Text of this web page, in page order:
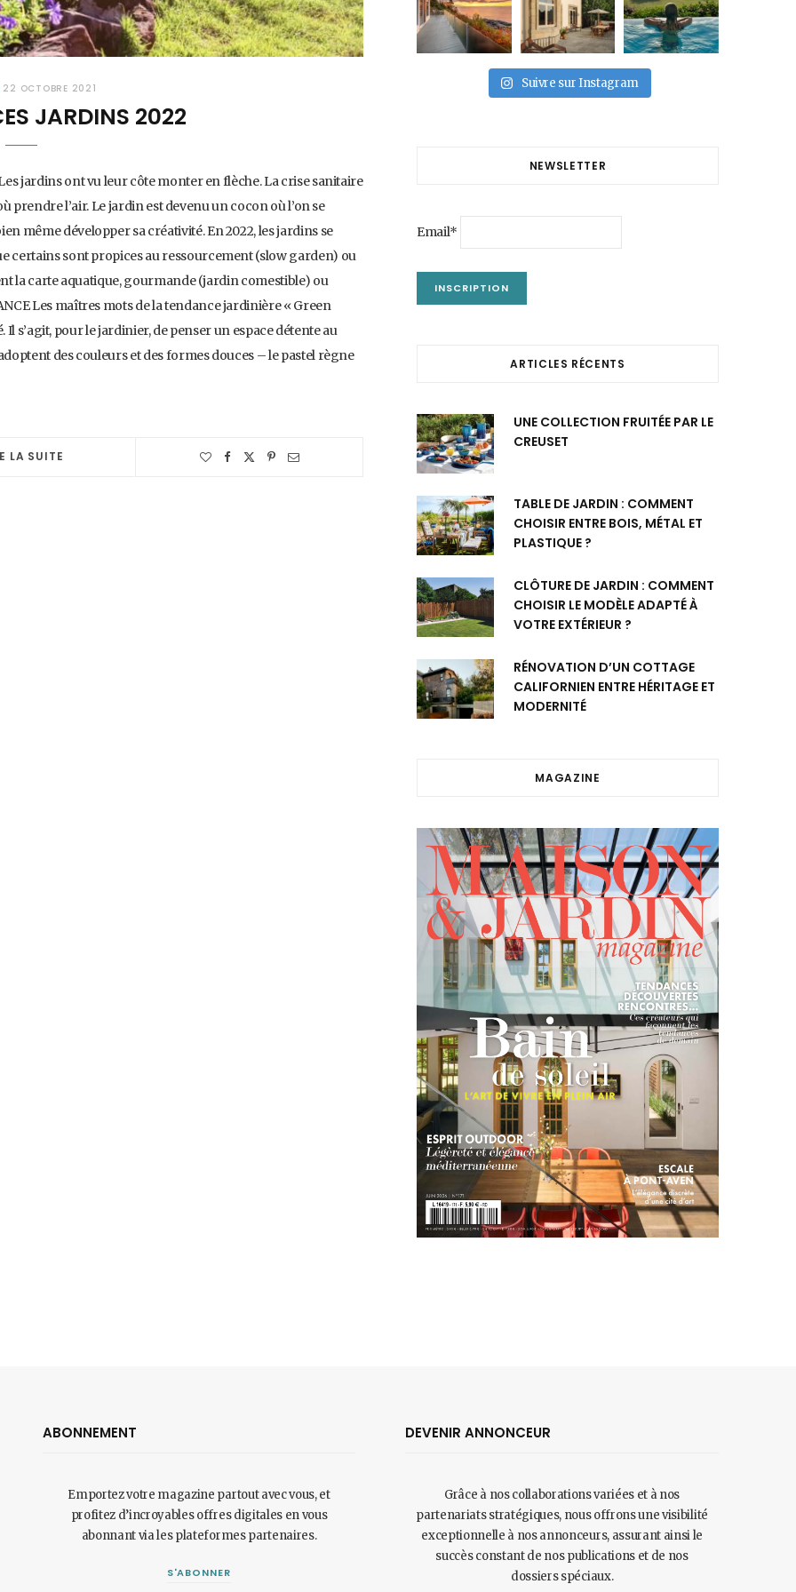
22 OCTOBRE 2021
JARDINS 2022
jardins ont vu leur côte monter en flèche. La crise sanitaire
prendre l’air. Le jardin est devenu un cocon où l’on se
même développer sa créativité. En 2022, les jardins se
certains sont propices au ressourcement (slow garden) ou
la carte aquatique, gourmande (jardin comestible) ou
Les maîtres mots de la tendance jardinière « Green
s’agit, pour le jardinier, de penser un espace détente au
des couleurs et des formes douces – le pastel règne
LA SUITE
Suivre sur Instagram
NEWSLETTER
Email*
ARTICLES RÉCENTS
UNE COLLECTION FRUITÉE PAR LE
CREUSET
TABLE DE JARDIN : COMMENT
CHOISIR ENTRE BOIS, MÉTAL ET
PLASTIQUE ?
CLÔTURE DE JARDIN : COMMENT
CHOISIR LE MODÈLE ADAPTÉ À
VOTRE EXTÉRIEUR ?
RÉNOVATION D’UN COTTAGE
CALIFORNIEN ENTRE HÉRITAGE ET
MODERNITÉ
MAGAZINE
ABONNEMENT
Emportez votre magazine partout avec vous, et
profitez d’incroyables offres digitales en vous
abonnant via les plateformes partenaires.
S'ABONNER
DEVENIR ANNONCEUR
Grâce à nos collaborations variées et à nos
partenariats stratégiques, nous offrons une visibilité
exceptionnelle à nos annonceurs, assurant ainsi le
succès constant de nos publications et de nos
dossiers spéciaux.